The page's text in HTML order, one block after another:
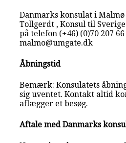
Danmarks konsulat i Malmø
Tollgerdt , Konsul til
på telefon (+46) (0)70 207
malmo@umgate.dk
Åbningstid
Bemærk: Konsulatets
sig uventet. Kontakt altid
aflægger et besøg.
Aftale med Danmarks